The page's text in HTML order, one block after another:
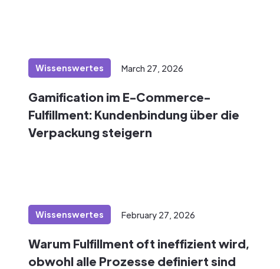
Wissenswertes March 27, 2026
Gamification im E-Commerce-
Fulfillment: Kundenbindung über die
Verpackung steigern
Wissenswertes February 27, 2026
Warum Fulfillment oft ineffizient wird,
obwohl alle Prozesse definiert sind